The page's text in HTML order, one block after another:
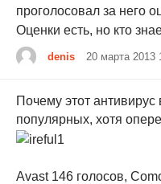
проголосовал за него
Оценки есть, но кто
denis 20 марта 2013
Почему этот антивирус
популярных, хотя
Avast 146 голосов,